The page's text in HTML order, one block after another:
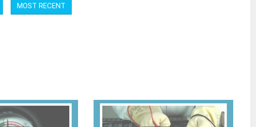
MOST RECENT